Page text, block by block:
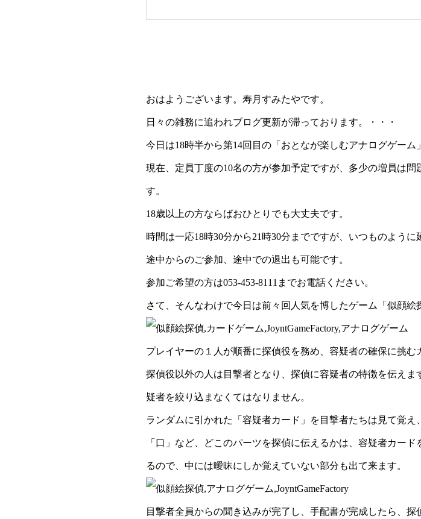
おはようございます。寿月すみたやです。
日々の雑務に追われブログ更新が滞っております。・・・
今日は18時半から第14回目の「おとなが楽しむアナログゲーム
現在、定員丁度の10名の方が参加予定ですが、多少の増員は
す。
18歳以上の方ならばおひとりでも大丈夫です。
時間は一応18時30分から21時30分までですが、いつものように
途中からのご参加、途中での退出も可能です。
参加ご希望の方は053-453-8111までお電話ください。
さて、そんなわけで今日は前々回人気を博したゲーム「似顔絵
プレイヤーの１人が順番に探偵役を務め、容疑者の確保に挑む
探偵役以外の人は目撃者となり、探偵に容疑者の特徴を伝え
疑者を絞り込まなくてはなりません。
ランダムに引かれた「容疑者カード」を目撃者たちは見て覚え
「口」など、どこのパーツを探偵に伝えるかは、容疑者カー
るので、中には曖昧にしか覚えていない部分も出て来ます。
目撃者全員からの聞き込みが完了し、手配書が完成したら、